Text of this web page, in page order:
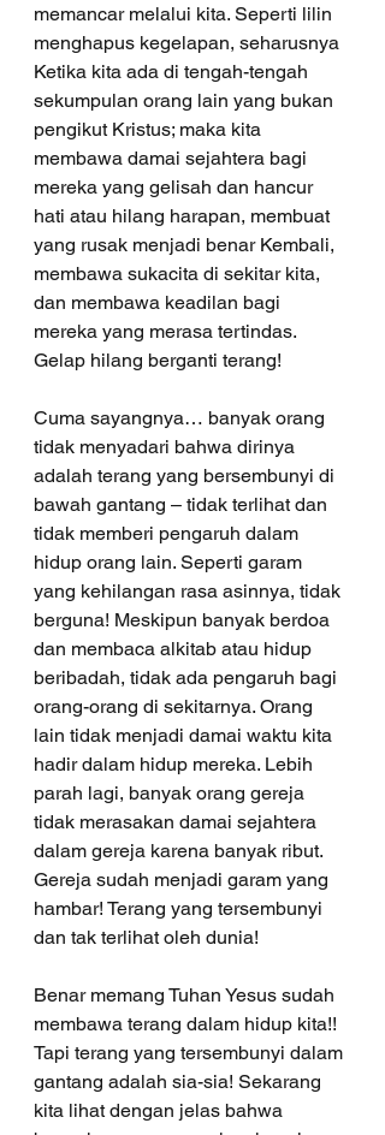
memancar melalui kita. Seperti lilin
menghapus kegelapan, seharusnya
Ketika kita ada di tengah-tengah
sekumpulan orang lain yang bukan
pengikut Kristus; maka kita
membawa damai sejahtera bagi
mereka yang gelisah dan hancur
hati atau hilang harapan, membuat
yang rusak menjadi benar Kembali,
membawa sukacita di sekitar kita,
dan membawa keadilan bagi
mereka yang merasa tertindas.
Gelap hilang berganti terang!
Cuma sayangnya… banyak orang
tidak menyadari bahwa dirinya
adalah terang yang bersembunyi di
bawah gantang – tidak terlihat dan
tidak memberi pengaruh dalam
hidup orang lain. Seperti garam
yang kehilangan rasa asinnya, tidak
berguna! Meskipun banyak berdoa
dan membaca alkitab atau hidup
beribadah, tidak ada pengaruh bagi
orang-orang di sekitarnya. Orang
lain tidak menjadi damai waktu kita
hadir dalam hidup mereka. Lebih
parah lagi, banyak orang gereja
tidak merasakan damai sejahtera
dalam gereja karena banyak ribut.
Gereja sudah menjadi garam yang
hambar! Terang yang tersembunyi
dan tak terlihat oleh dunia!
Benar memang Tuhan Yesus sudah
membawa terang dalam hidup kita!!
Tapi terang yang tersembunyi dalam
gantang adalah sia-sia! Sekarang
kita lihat dengan jelas bahwa